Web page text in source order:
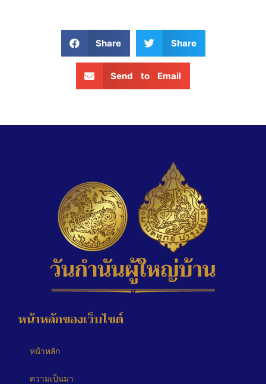
Share Share
Send to Email
หน้าหลักของเว็บไซต์
หน้าหลัก
ความเป็นมา